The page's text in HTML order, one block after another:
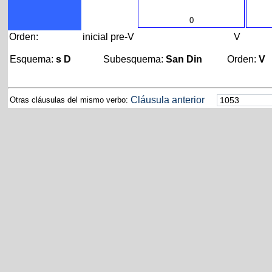
0
Orden: inicial pre-V V
Esquema: s D Subesquema:San Din Orden:V
Otras cláusulas del mismo verbo: Cláusula anterior